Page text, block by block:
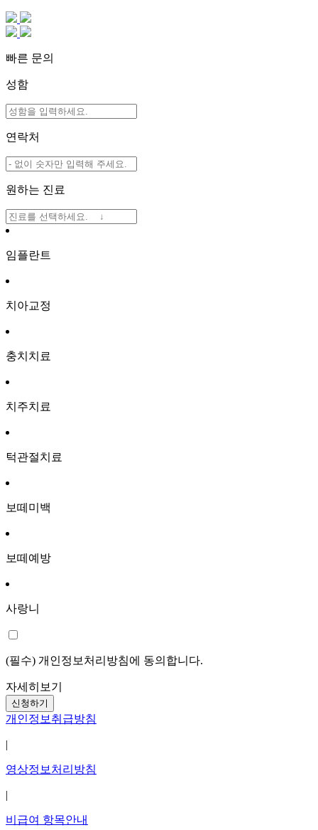
빠른 문의
성함
연락처
원하는 진료
임플란트
치아교정
충치치료
치주치료
턱관절치료
보떼미백
보떼예방
사랑니
(필수) 개인정보처리방침에 동의합니다.
자세히보기
개인정보취급방침
|
영상정보처리방침
|
비급여 항목안내